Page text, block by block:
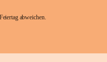
abweichen.